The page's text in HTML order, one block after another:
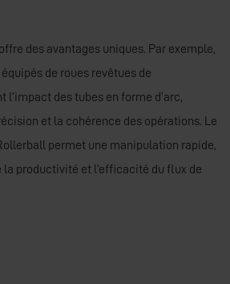
des avantages uniques. Par exemple,
de roues revêtues de
l’impact des tubes en forme d’arc,
et la cohérence des opérations. Le
permet une manipulation rapide,
productivité et l’efficacité du flux de